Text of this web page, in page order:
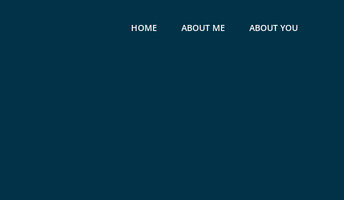
HOME ABOUT ME ABOUT YOU